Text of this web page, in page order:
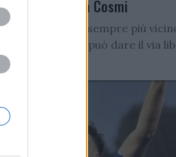
attaccante a Cosmi
D’Ursi sempre più
al Sorrento può dare il via